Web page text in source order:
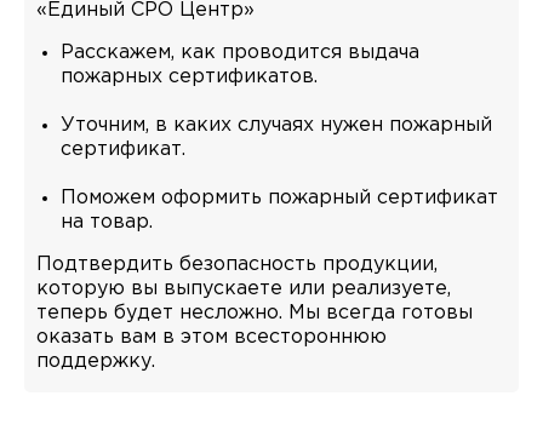
«Единый СРО Центр»
Расскажем, как проводится выдача
пожарных сертификатов.
Уточним, в каких случаях нужен пожарный
сертификат.
Поможем оформить пожарный сертификат
на товар.
Подтвердить безопасность продукции,
которую вы выпускаете или реализуете,
теперь будет несложно. Мы всегда готовы
оказать вам в этом всестороннюю
поддержку.